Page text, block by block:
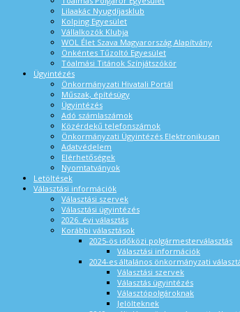
Lilaakác Nyugdíjasklub
Kolping Egyesület
Vállalkozók Klubja
WOL Élet Szava Magyarország Alapítvány
Önkéntes Tűzoltó Egyesület
Tóalmási Titánok Színjátszókör
Ügyintézés
Önkormányzati Hivatali Portál
Műszak, építésügy
Ügyintézés
Adó számlaszámok
Közérdekű telefonszámok
Önkormányzati Ügyintézés Elektronikusan
Adatvédelem
Elérhetőségek
Nyomtatványok
Letöltések
Választási információk
Választási szervek
Választási ügyintézés
2026. évi választás
Korábbi választások
2025-ös időközi polgármesterválasztás
Választási információk
2024-es általános önkormányzati
Választási szervek
Választás ügyintézés
Választópolgároknak
Jelölteknek